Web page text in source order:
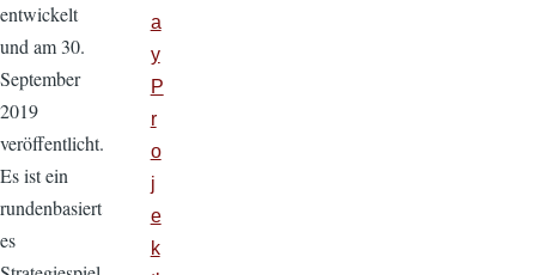
entwickelt
und am 30.
September
2019
veröffentlicht.
Es ist ein
rundenbasiert
es
a
y
P
r
o
j
e
k